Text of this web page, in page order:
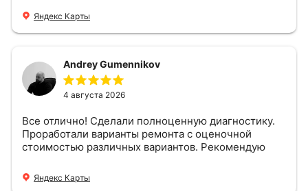
Яндекс Карты
Andrey Gumennikov
4 августа 2026
Все отлично! Сделали полноценную диагностику.
Проработали варианты ремонта с оценочной
стоимостью различных вариантов. Рекомендую
Яндекс Карты